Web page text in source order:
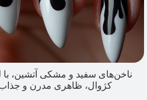
ناخن‌های سفید و مشکی آتشین،
کژوال، ظاهری مدرن و جذاب